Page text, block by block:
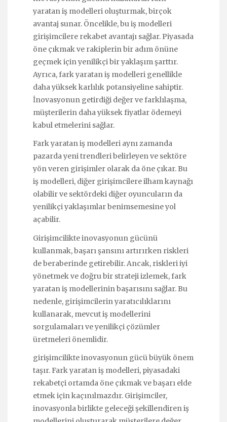
yaratan iş modelleri oluşturmak, birçok
avantaj sunar. Öncelikle, bu iş modelleri
girişimcilere rekabet avantajı sağlar. Piyasada
öne çıkmak ve rakiplerin bir adım önüne
geçmek için yenilikçi bir yaklaşım şarttır.
Ayrıca, fark yaratan iş modelleri genellikle
daha yüksek karlılık potansiyeline sahiptir.
İnovasyonun getirdiği değer ve farklılaşma,
müşterilerin daha yüksek fiyatlar ödemeyi
kabul etmelerini sağlar.
Fark yaratan iş modelleri aynı zamanda
pazarda yeni trendleri belirleyen ve sektöre
yön veren girişimler olarak da öne çıkar. Bu
iş modelleri, diğer girişimcilere ilham kaynağı
olabilir ve sektördeki diğer oyuncuların da
yenilikçi yaklaşımlar benimsemesine yol
açabilir.
Girişimcilikte inovasyonun gücünü
kullanmak, başarı şansını artırırken riskleri
de beraberinde getirebilir. Ancak, riskleri iyi
yönetmek ve doğru bir strateji izlemek, fark
yaratan iş modellerinin başarısını sağlar. Bu
nedenle, girişimcilerin yaratıcılıklarını
kullanarak, mevcut iş modellerini
sorgulamaları ve yenilikçi çözümler
üretmeleri önemlidir.
girişimcilikte inovasyonun gücü büyük önem
taşır. Fark yaratan iş modelleri, piyasadaki
rekabetçi ortamda öne çıkmak ve başarı elde
etmek için kaçınılmazdır. Girişimciler,
inovasyonla birlikte geleceği şekillendiren iş